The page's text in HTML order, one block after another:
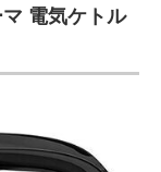
電気ケトル